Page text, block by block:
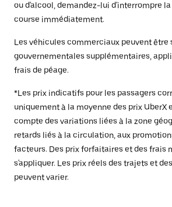
ou d'alcool, demandez-lui d'interrompre la
course immédiatement.
Les véhicules commerciaux peuvent être
gouvernementales supplémentaires,
frais de péage.
*Les prix indicatifs pour les passagers
uniquement à la moyenne des prix UberX
compte des variations liées à la zone
retards liés à la circulation, aux
facteurs. Des prix forfaitaires et des frais
s'appliquer. Les prix réels des trajets et
peuvent varier.